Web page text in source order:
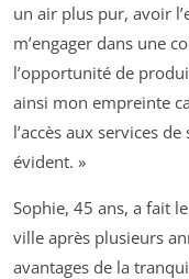
un air plus pur, avoir
m’engager dans une
l’opportunité de
ainsi mon empreinte
l’accès aux services
évident. »
Sophie, 45 ans, a fait
ville après plusieurs
avantages de la